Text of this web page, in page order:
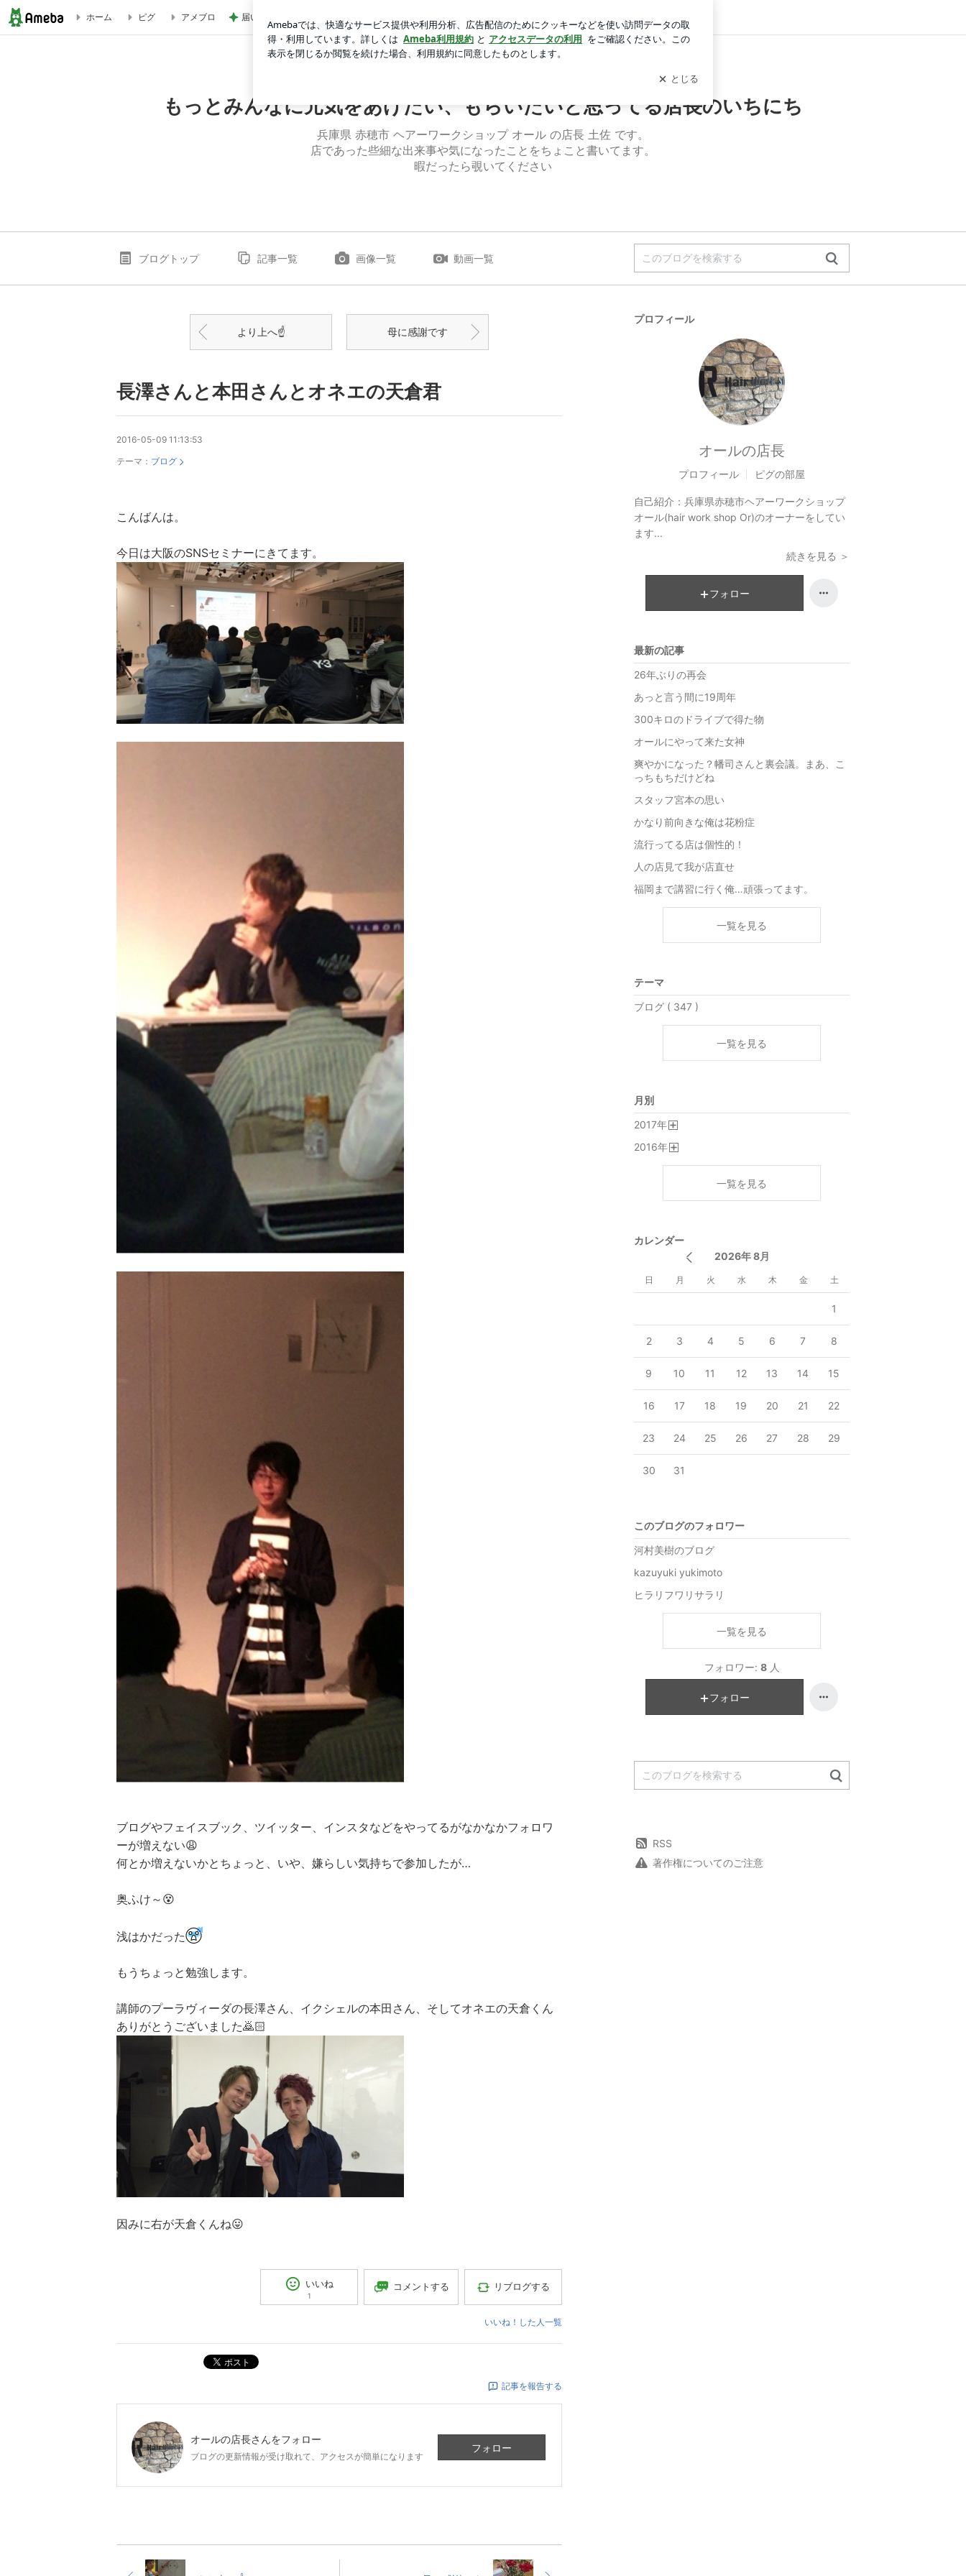
長澤さんと本田さんとオネエの天倉君 | もっとみんなに元気をあげたい、もらいたいと思ってる店長のいちにち
ホーム ピグ アメブロ 届いた春夏用の物が真冬仕様 ログイン
もっとみんなに元気をあげたい、もらいたいと思ってる店長のいちにち
兵庫県 赤穂市 ヘアーワークショップ オール の店長 土佐 です。
店であった些細な出来事や気になったことをちょこと書いてます。
暇だったら覗いてください
ブログトップ 記事一覧 画像一覧 動画一覧
より上へ☝ 母に感謝です
長澤さんと本田さんとオネエの天倉君
2016-05-09 11:13:53
テーマ： ブログ
こんばんは。
今日は大阪のSNSセミナーにきてます。
ブログやフェイスブック、ツイッター、インスタなどをやってるがなかなかフォロワ
ーが増えない😩
何とか増えないかとちょっと、いや、嫌らしい気持ちで参加したが…
奥ふけ～😵
浅はかだった
もうちょっと勉強します。
講師のプーラヴィーダの長澤さん、イクシェルの本田さん、そしてオネエの天倉くん
ありがとうございました🙇🏻
因みに右が天倉くんね😛
いいね
1
コメントする リブログする
いいね！した人一覧
ポスト
記事を報告する
オールの店長さんをフォロー
ブログの更新情報が受け取れて、アクセスが簡単になります
フォロー
プロフィール
オールの店長
プロフィール ピグの部屋
自己紹介： 兵庫県赤穂市ヘアーワークショップ
オール(hair work shop Or)のオーナーをしてい
ます...
続きを見る ＞
フォロー
最新の記事
26年ぶりの再会
あっと言う間に19周年
300キロのドライブで得た物
オールにやって来た女神
爽やかになった？幡司さんと裏会議。まあ、こ
っちもちだけどね
スタッフ宮本の思い
かなり前向きな俺は花粉症
流行ってる店は個性的！
人の店見て我が店直せ
福岡まで講習に行く俺…頑張ってます。
一覧を見る
テーマ
ブログ ( 347 )
一覧を見る
月別
2017年
2016年
一覧を見る
カレンダー
2026年 8月
日 月 火 水 木 金 土
1
2 3 4 5 6 7 8
9 10 11 12 13 14 15
16 17 18 19 20 21 22
23 24 25 26 27 28 29
30 31
このブログのフォロワー
河村美樹のブログ
kazuyuki yukimoto
ヒラリフワリサラリ
一覧を見る
フォロワー: 8 人
フォロー
RSS
著作権についてのご注意